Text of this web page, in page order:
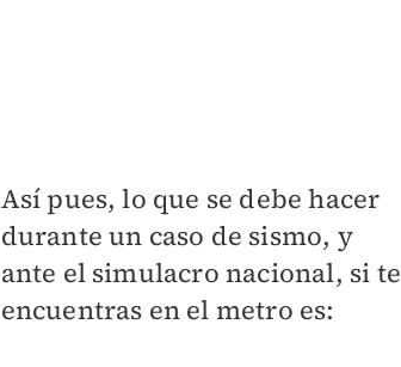
Así pues, lo que se debe hacer
durante un caso de sismo, y
ante el simulacro nacional, si te
encuentras en el metro es: